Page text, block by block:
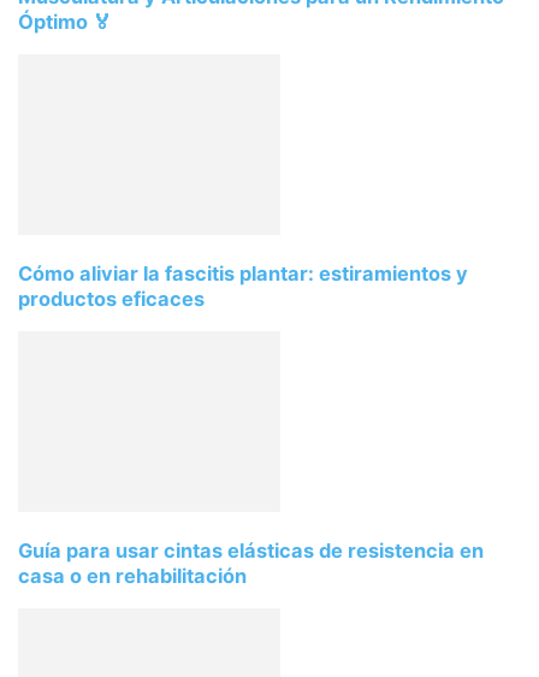
Óptimo 🏅
Cómo aliviar la fascitis plantar: estiramientos y
productos eficaces
Guía para usar cintas elásticas de resistencia en
casa o en rehabilitación